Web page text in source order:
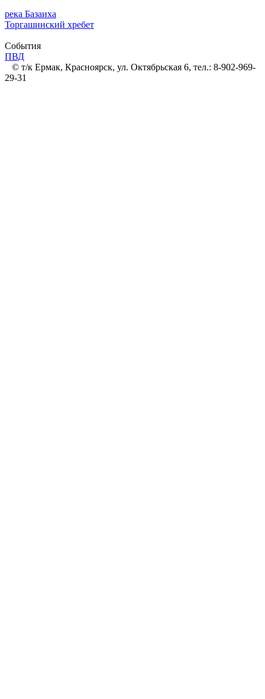
река Базаиха
Торгашинский хребет
События
ПВД
© т/к Ермак, Красноярск, ул. Октябрьская 6, тел.: 8-902-969-
29-31